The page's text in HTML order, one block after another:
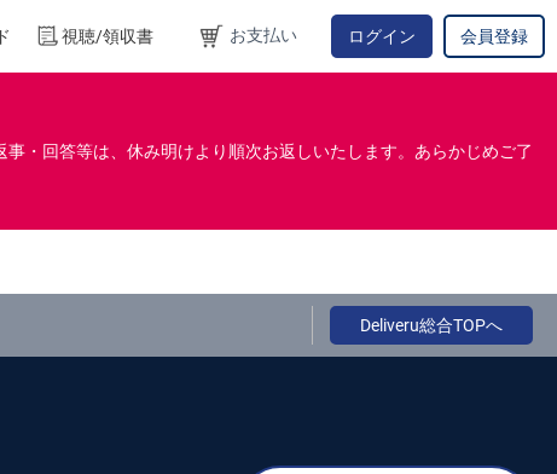
視聴/領収書 お支払い ログイン 会員登録
・回答等は、休み明けより順次お返しいたします。あらかじめご了
Deliveru総合TOPへ